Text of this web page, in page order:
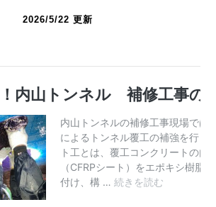
2026/5/22 更新